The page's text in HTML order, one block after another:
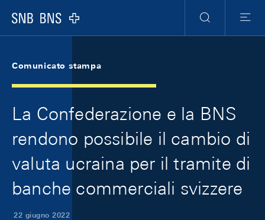
Logo
Ricerca
Menu
Comunicato stampa
La Confederazione e la BNS
rendono possibile il cambio di
valuta ucraina per il tramite di
banche commerciali svizzere
22 giugno 2022